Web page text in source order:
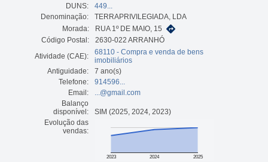
DUNS:
449...
Denominação:
TERRAPRIVILEGIADA, LDA
Morada:
RUA 1º DE MAIO, 15
Código Postal:
2630-022 ARRANHÓ
Atividade (CAE):
68110 - Compra e venda de bens
imobiliários
Antiguidade:
7 ano(s)
Telefone:
914596...
Email:
...@gmail.com
Balanço
disponível:
SIM (2025, 2024, 2023)
Evolução das
vendas:
2023 2024 2025